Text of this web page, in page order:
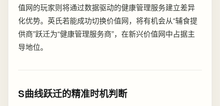
值网的玩家则将通过数据驱动的健康管理服务建立差异
化优势。英氏若能成功切换价值网，将有机会从“辅食提
供商”跃迁为“健康管理服务商”，在新兴价值网中占据主
导地位。
S曲线跃迁的精准时机判断